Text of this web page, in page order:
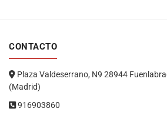
CONTACTO
Plaza Valdeserrano, N9 28944
(Madrid)
916903860